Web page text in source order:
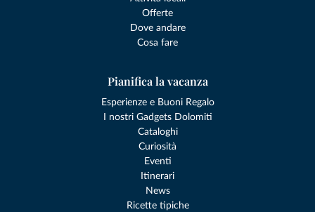
Offerte
Dove andare
Cosa fare
Pianifica la vacanza
Esperienze e Buoni Regalo
I nostri Gadgets Dolomiti
Cataloghi
Curiosità
Eventi
Itinerari
News
Ricette tipiche